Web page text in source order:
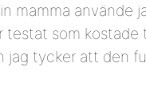
mamma använde
testat som kostade
jag tycker att den